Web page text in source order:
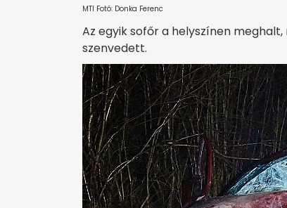
MTI Fotó: Donka Ferenc
Az egyik sofőr a helyszínen
szenvedett.